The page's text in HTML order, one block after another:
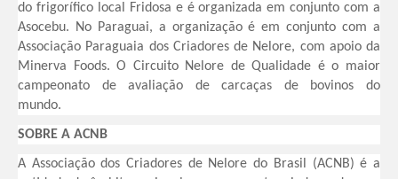
do frigorífico local Fridosa e é organizada em conjunto com a
Asocebu. No Paraguai, a organização é em conjunto com a
Associação Paraguaia dos Criadores de Nelore, com apoio da
Minerva Foods. O Circuito Nelore de Qualidade é o maior
campeonato de avaliação de carcaças de bovinos do
mundo.
SOBRE A ACNB
A Associação dos Criadores de Nelore do Brasil (ACNB) é a